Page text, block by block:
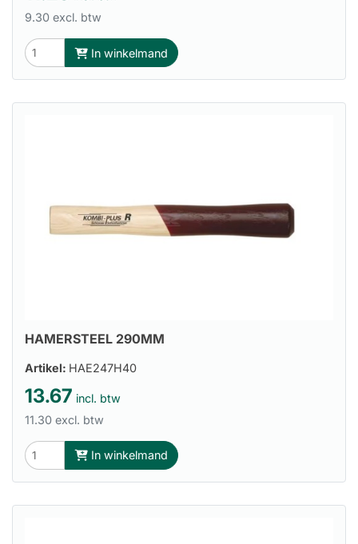
9.30 excl. btw
In winkelmand
HAMERSTEEL 290MM
Artikel: HAE247H40
13.67 incl. btw
11.30 excl. btw
In winkelmand